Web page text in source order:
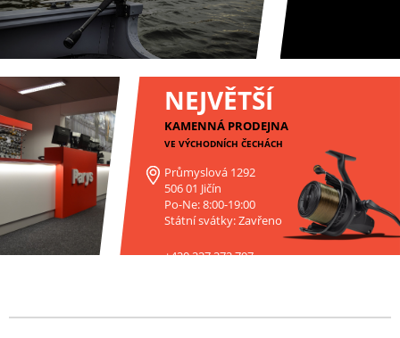
NEJVĚTŠÍ
KAMENNÁ PRODEJNA
VE VÝCHODNÍCH ČECHÁCH
Průmyslová 1292
506 01 Jičín
Po-Ne: 8:00-19:00
Státní svátky: Zavřeno
+420 227 272 797